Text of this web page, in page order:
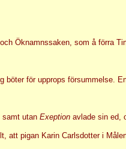
Öknamnssaken, som å förra
böter för upprops försummelse.
samt utan Exeption avlade sin ed,
att pigan Karin Carlsdotter i